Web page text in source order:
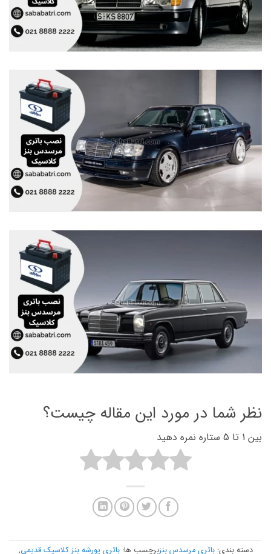
نظر شما در مورد این مقاله چیست؟
بین 1 تا 5 ستاره نمره دهید
دسته بندی:باتری مرسدس بنزبرچسب ها:باتری پورشه بنز کلاسیک قدیمی,